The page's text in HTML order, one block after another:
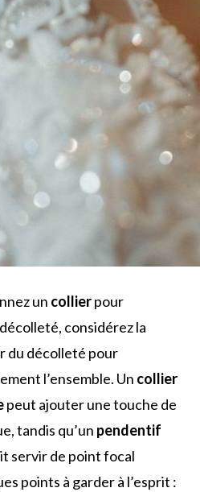
un collierpour
considérez la
du décolleté pour
l’ensemble. Un collier
peut ajouter une touche de
tandis qu’un pendentif
servir de point focal
points à garder à l’esprit :